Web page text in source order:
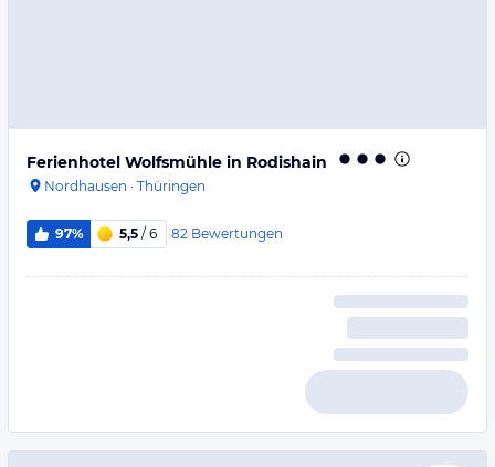
Ferienhotel Wolfsmühle in Rodishain
Nordhausen · Thüringen
97% 5,5 / 6 82 Bewertungen